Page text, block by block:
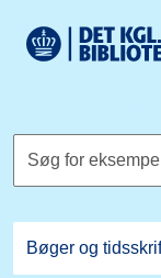
Det Kongelige
Søg for eksempel